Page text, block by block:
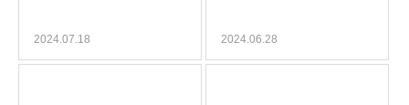
2024.07.18 2024.06.28